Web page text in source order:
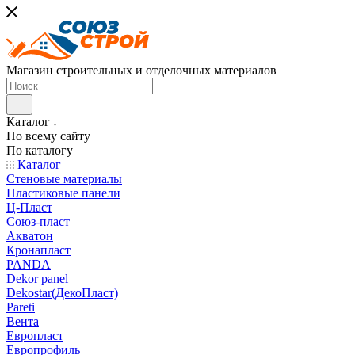
Магазин строительных и отделочных материалов
Каталог
По всему сайту
По каталогу
Каталог
Стеновые материалы
Пластиковые панели
Ц-Пласт
Союз-пласт
Акватон
Кронапласт
PANDA
Dekor panel
Dekostar(ДекоПласт)
Pareti
Вента
Европласт
Европрофиль